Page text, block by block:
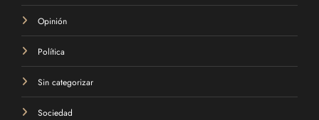
Opinión
Política
Sin categorizar
Sociedad